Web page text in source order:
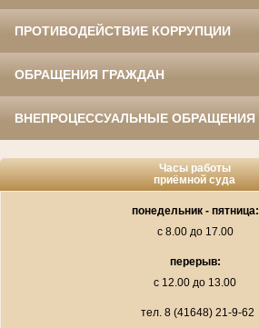
ПРОТИВОДЕЙСТВИЕ КОРРУПЦИИ
ОБРАЩЕНИЯ ГРАЖДАН
ВНЕПРОЦЕССУАЛЬНЫЕ ОБРАЩЕНИЯ
Часы работы
приёмной суда
понедельник - пятница:
с 8.00 до 17.00
перерыв:
с 12.00 до 13.00
тел. 8 (41648) 21-9-62